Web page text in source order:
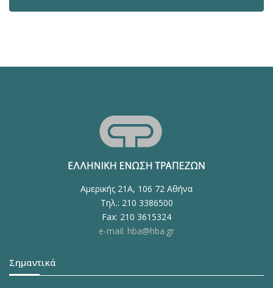
Αμερικής 21Α, 106 72 Αθήνα
Τηλ.: 210 3386500
Fax: 210 3615324
e-mail: hba@hba.gr
Σημαντικά